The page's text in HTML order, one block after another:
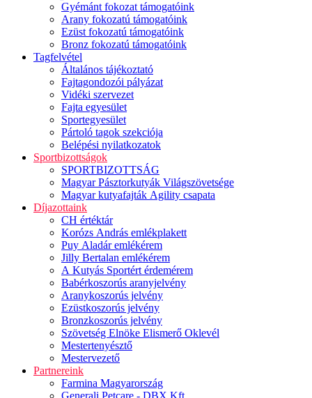
Gyémánt fokozat támogatóink
Arany fokozatú támogatóink
Ezüst fokozatú támogatóink
Bronz fokozatú támogatóink
Tagfelvétel
Általános tájékoztató
Fajtagondozói pályázat
Vidéki szervezet
Fajta egyesület
Sportegyesület
Pártoló tagok szekciója
Belépési nyilatkozatok
Sportbizottságok
SPORTBIZOTTSÁG
Magyar Pásztorkutyák Világszövetsége
Magyar kutyafajták Agility csapata
Díjazottaink
CH értéktár
Korózs András emlékplakett
Puy Aladár emlékérem
Jilly Bertalan emlékérem
A Kutyás Sportért érdemérem
Babérkoszorús aranyjelvény
Aranykoszorús jelvény
Ezüstkoszorús jelvény
Bronzkoszorús jelvény
Szövetség Elnöke Elismerő Oklevél
Mestertenyésztő
Mestervezető
Partnereink
Farmina Magyarország
Generali Petcare - DBX Kft